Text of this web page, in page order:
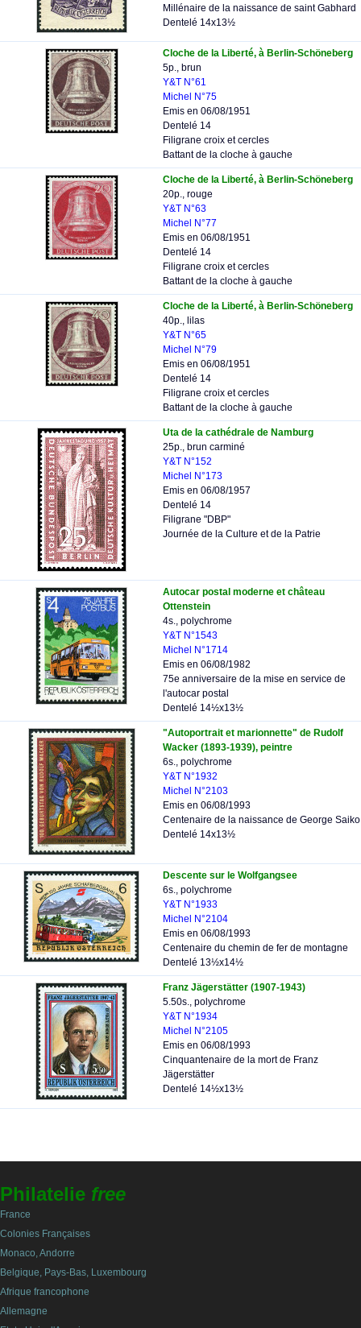
Millénaire de la naissance de saint Gabhard
Dentelé 14x13½
Cloche de la Liberté, à Berlin-Schöneberg
5p., brun
Y&T N°61
Michel N°75
Emis en 06/08/1951
Dentelé 14
Filigrane croix et cercles
Battant de la cloche à gauche
Cloche de la Liberté, à Berlin-Schöneberg
20p., rouge
Y&T N°63
Michel N°77
Emis en 06/08/1951
Dentelé 14
Filigrane croix et cercles
Battant de la cloche à gauche
Cloche de la Liberté, à Berlin-Schöneberg
40p., lilas
Y&T N°65
Michel N°79
Emis en 06/08/1951
Dentelé 14
Filigrane croix et cercles
Battant de la cloche à gauche
Uta de la cathédrale de Namburg
25p., brun carminé
Y&T N°152
Michel N°173
Emis en 06/08/1957
Dentelé 14
Filigrane "DBP"
Journée de la Culture et de la Patrie
Autocar postal moderne et château
Ottenstein
4s., polychrome
Y&T N°1543
Michel N°1714
Emis en 06/08/1982
75e anniversaire de la mise en service de
l'autocar postal
Dentelé 14½x13½
"Autoportrait et marionnette" de Rudolf
Wacker (1893-1939), peintre
6s., polychrome
Y&T N°1932
Michel N°2103
Emis en 06/08/1993
Centenaire de la naissance de George Saiko
Dentelé 14x13½
Descente sur le Wolfgangsee
6s., polychrome
Y&T N°1933
Michel N°2104
Emis en 06/08/1993
Centenaire du chemin de fer de montagne
Dentelé 13½x14½
Franz Jägerstätter (1907-1943)
5.50s., polychrome
Y&T N°1934
Michel N°2105
Emis en 06/08/1993
Cinquantenaire de la mort de Franz
Jägerstätter
Dentelé 14½x13½
Philatelie free
France
Colonies Françaises
Monaco, Andorre
Belgique, Pays-Bas, Luxembourg
Afrique francophone
Allemagne